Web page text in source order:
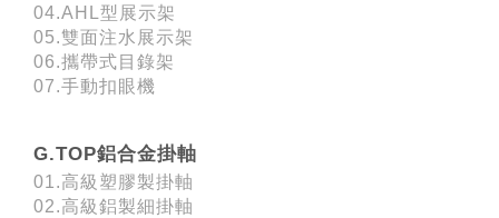
04.AHL型展示架
05.雙面注水展示架
06.攜帶式目錄架
07.手動扣眼機
G.TOP鋁合金掛軸
01.高級塑膠製掛軸
02.高級鋁製細掛軸